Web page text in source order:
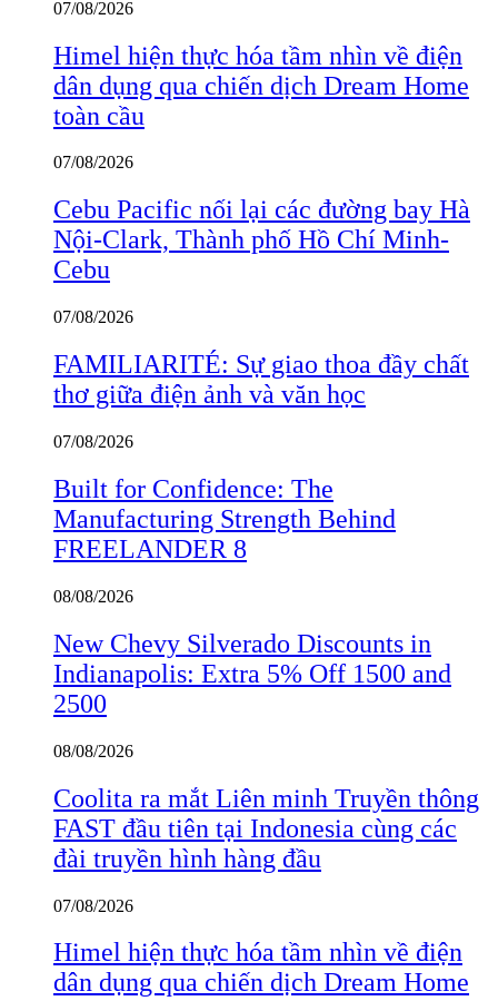
07/08/2026
Himel hiện thực hóa tầm nhìn về điện
dân dụng qua chiến dịch Dream Home
toàn cầu
07/08/2026
Cebu Pacific nối lại các đường bay Hà
Nội-Clark, Thành phố Hồ Chí Minh-
Cebu
07/08/2026
FAMILIARITÉ: Sự giao thoa đầy chất
thơ giữa điện ảnh và văn học
07/08/2026
Built for Confidence: The
Manufacturing Strength Behind
FREELANDER 8
08/08/2026
New Chevy Silverado Discounts in
Indianapolis: Extra 5% Off 1500 and
2500
08/08/2026
Coolita ra mắt Liên minh Truyền thông
FAST đầu tiên tại Indonesia cùng các
đài truyền hình hàng đầu
07/08/2026
Himel hiện thực hóa tầm nhìn về điện
dân dụng qua chiến dịch Dream Home